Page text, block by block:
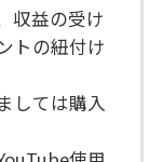
収益の受け
トの紐付け
しては購入